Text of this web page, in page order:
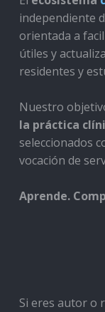
independiente
orientada a
útiles y
residentes y
Nuestro
la práctica
seleccionados
vocación de
Aprende.
Si eres autor o